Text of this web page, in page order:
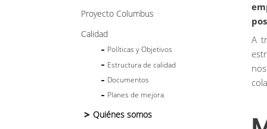
Proyecto Columbus
Calidad
Políticas y Objetivos
Estructura de calidad
Documentos
Planes de mejora
Quiénes somos
A